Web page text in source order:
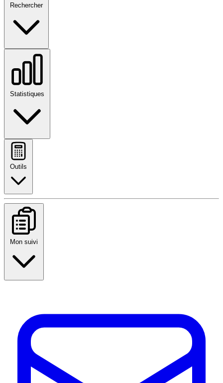
Rechercher
Statistiques
Outils
Mon suivi